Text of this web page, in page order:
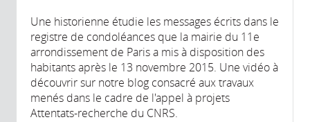
Une historienne étudie les messages écrits dans le
registre de condoléances que la mairie du 11e
arrondissement de Paris a mis à disposition des
habitants après le 13 novembre 2015. Une vidéo à
découvrir sur notre blog consacré aux travaux
menés dans le cadre de l'appel à projets
Attentats-recherche du CNRS.